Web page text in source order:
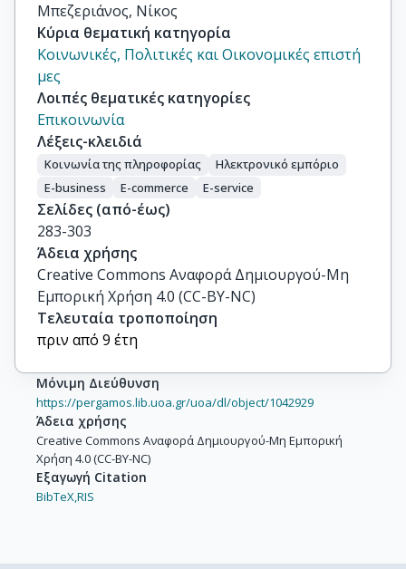
Μπεζεριάνος, Νίκος
Κύρια θεματική κατηγορία
Κοινωνικές, Πολιτικές και Οικονομικές επιστή
μες
Λοιπές θεματικές κατηγορίες
Επικοινωνία
Λέξεις-κλειδιά
Κοινωνία της πληροφορίας
Ηλεκτρονικό εμπόριο
E-business
E-commerce E-service
Σελίδες (από-έως)
283-303
Άδεια χρήσης
Creative Commons Αναφορά Δημιουργού-Μη
Εμπορική Χρήση 4.0 (CC-BY-NC)
Τελευταία τροποποίηση
πριν από 9 έτη
Μόνιμη Διεύθυνση
https://pergamos.lib.uoa.gr/uoa/dl/object/1042929
Άδεια χρήσης
Creative Commons Αναφορά Δημιουργού-Μη Εμπορική
Χρήση 4.0 (CC-BY-NC)
Εξαγωγή Citation
BibTeX,RIS